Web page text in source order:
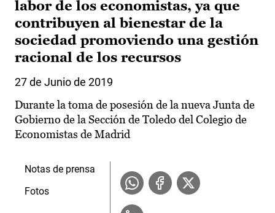
labor de los economistas, ya que
contribuyen al bienestar de la
sociedad promoviendo una gestión
racional de los recursos
27 de Junio de 2019
Durante la toma de posesión de la nueva Junta de
Gobierno de la Sección de Toledo del Colegio de
Economistas de Madrid
Notas de prensa
Fotos